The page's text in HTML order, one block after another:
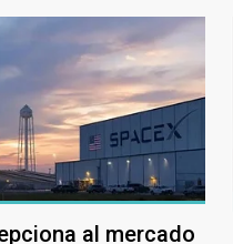
al mercado